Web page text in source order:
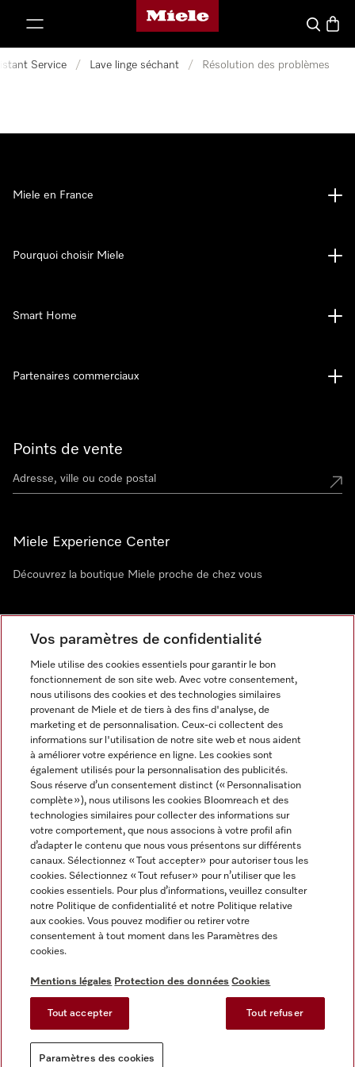
Page d'accueil Miele
Search
Service / Lave linge séchant / Résolution des problèmes
Points de vente
Miele Experience Center
Découvrez la boutique Miele proche de chez vous
Newsletter
Miele en France
Pourquoi choisir Miele
Smart Home
Partenaires commerciaux
Mentions légales
CGV
Protection des données
Conditions d'utilisation
Reglement sur les services numeriques
Paramètres des cookies
Miele sur Instagram
Miele sur Facebook
Miele sur Youtube
Vos paramètres de confidentialité
Miele utilise des cookies essentiels pour garantir le bon
fonctionnement de son site web. Avec votre consentement,
nous utilisons des cookies et des technologies similaires
provenant de Miele et de tiers à des fins d'analyse, de
marketing et de personnalisation. Ceux-ci collectent des
informations sur l'utilisation de notre site web et nous aident
à améliorer votre expérience en ligne. Les cookies sont
également utilisés pour la personnalisation des publicités.
Sous réserve d’un consentement distinct (« Personnalisation
complète »), nous utilisons les cookies Bloomreach et des
technologies similaires pour collecter des informations sur
votre comportement, que nous associons à votre profil afin
d’adapter le contenu que nous vous présentons sur différents
canaux. Sélectionnez « Tout accepter » pour autoriser tous les
cookies. Sélectionnez « Tout refuser » pour n’utiliser que les
cookies essentiels. Pour plus d’informations, veuillez consulter
notre Politique de confidentialité et notre Politique relative
aux cookies. Vous pouvez modifier ou retirer votre
consentement à tout moment dans les Paramètres des
cookies.
Mentions légales Protection des données Cookies
Tout accepter Tout refuser
Paramètres des cookies